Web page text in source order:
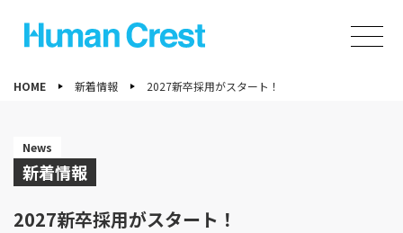
HOME 新着情報 2027新卒採用がスタート！
News
新着情報
2027新卒採用がスタート！